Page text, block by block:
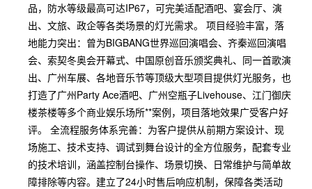
品，防水等级最高可达IP67，可完美适配酒吧、宴会厅、演
出、文旅、政企等各类场景的灯光需求。 项目经验丰富，落
地能力突出：曾为BIGBANG世界巡回演唱会、齐秦巡回演唱
会、索契冬奥会开幕式、中国原创音乐颁奖典礼、同一首歌演
出、广州车展、各地音乐节等顶级大型项目提供灯光服务，也
打造了广州Party Ace酒吧、广州空瓶子Livehouse、江门御庆
楼茶楼等多个商业娱乐场所**案例，项目落地效果广受客户好
评。 全流程服务体系完善：为客户提供从前期方案设计、现
场施工、技术支持、调试到舞台设计的全方位服务，配套专业
的技术培训，涵盖控制台操作、场景切换、日常维护与简单故
障排除等内容。建立了24小时售后响应机制，保障各类活动